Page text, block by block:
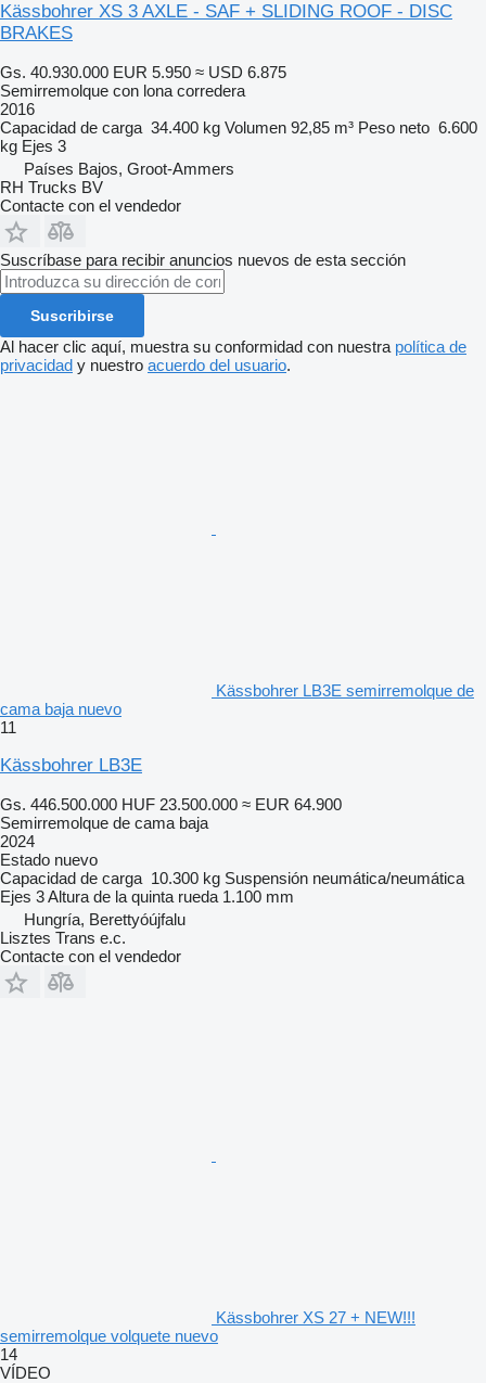
Kässbohrer XS 3 AXLE - SAF + SLIDING ROOF - DISC
BRAKES
Gs. 40.930.000 EUR 5.950 ≈ USD 6.875
Semirremolque con lona corredera
2016
Capacidad de carga 34.400 kg Volumen 92,85 m³ Peso neto 6.600
kg Ejes 3
Países Bajos, Groot-Ammers
RH Trucks BV
Contacte con el vendedor
Suscríbase para recibir anuncios nuevos de esta sección
Suscribirse
Al hacer clic aquí, muestra su conformidad con nuestra política de
privacidad y nuestro acuerdo del usuario.
Kässbohrer LB3E semirremolque de
cama baja nuevo
11
Kässbohrer LB3E
Gs. 446.500.000 HUF 23.500.000 ≈ EUR 64.900
Semirremolque de cama baja
2024
Estado nuevo
Capacidad de carga 10.300 kg Suspensión neumática/neumática
Ejes 3Altura de la quinta rueda 1.100 mm
Hungría, Berettyóújfalu
Lisztes Trans e.c.
Contacte con el vendedor
Kässbohrer XS 27 + NEW!!!
semirremolque volquete nuevo
14
VÍDEO